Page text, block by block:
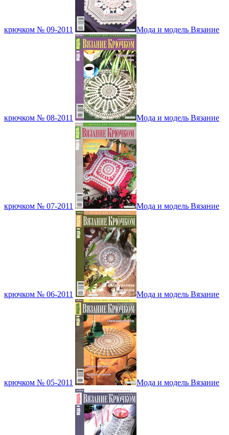
крючком № 09-2011 Мода и модель Вязание
крючком № 08-2011 Мода и модель Вязание
крючком № 07-2011 Мода и модель Вязание
крючком № 06-2011 Мода и модель Вязание
крючком № 05-2011 Мода и модель Вязание